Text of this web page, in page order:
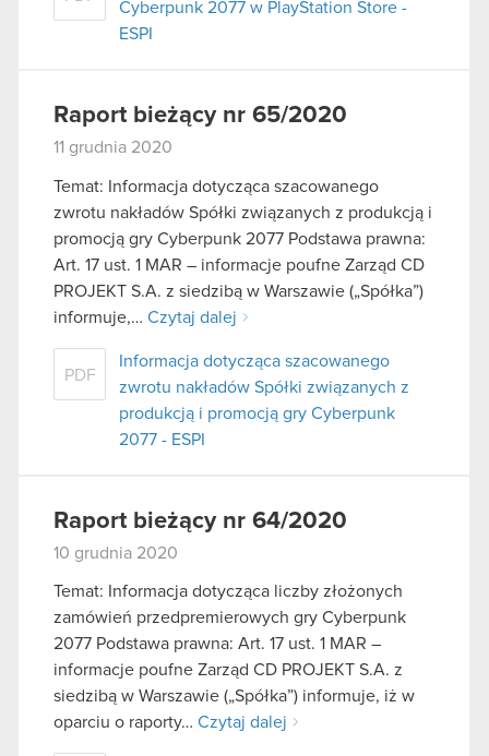
Cyberpunk 2077 w PlayStation Store -
ESPI
Raport bieżący nr 65/2020
11 grudnia 2020
Temat: Informacja dotycząca szacowanego
zwrotu nakładów Spółki związanych z produkcją i
promocją gry Cyberpunk 2077 Podstawa prawna:
Art. 17 ust. 1 MAR – informacje poufne Zarząd CD
PROJEKT S.A. z siedzibą w Warszawie („Spółka”)
informuje,… Czytaj dalej
PDF
Informacja dotycząca szacowanego
zwrotu nakładów Spółki związanych z
produkcją i promocją gry Cyberpunk
2077 - ESPI
Raport bieżący nr 64/2020
10 grudnia 2020
Temat: Informacja dotycząca liczby złożonych
zamówień przedpremierowych gry Cyberpunk
2077 Podstawa prawna: Art. 17 ust. 1 MAR –
informacje poufne Zarząd CD PROJEKT S.A. z
siedzibą w Warszawie („Spółka”) informuje, iż w
oparciu o raporty… Czytaj dalej